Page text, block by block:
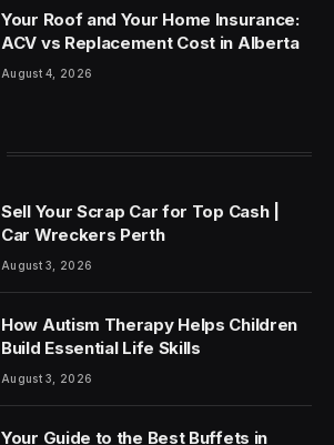
Your Roof and Your Home Insurance:
ACV vs Replacement Cost in Alberta
August 4, 2026
Sell Your Scrap Car for Top Cash |
Car Wreckers Perth
August 3, 2026
How Autism Therapy Helps Children
Build Essential Life Skills
August 3, 2026
Your Guide to the Best Buffets in